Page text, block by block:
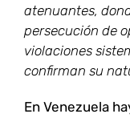
atenuantes,
persecución de
violaciones
confirman su
En Venezuela